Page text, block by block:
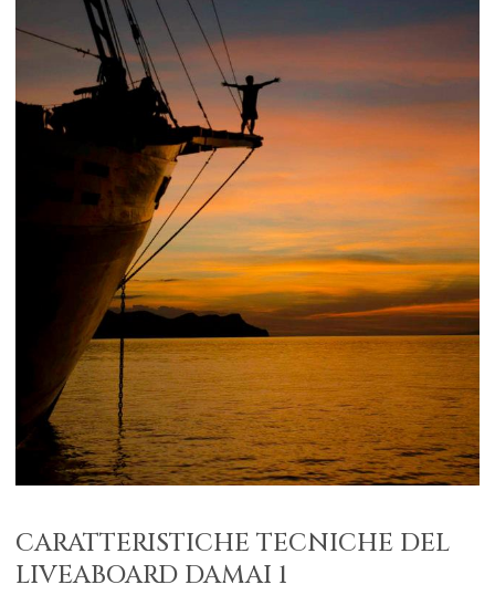
CARATTERISTICHE TECNICHE DEL
LIVEABOARD DAMAI 1